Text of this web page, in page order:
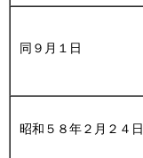
同９月１日
昭和５８年２月２４日